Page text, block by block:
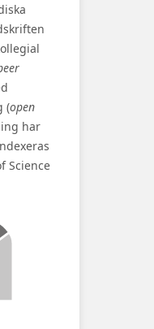
(open
har
Science